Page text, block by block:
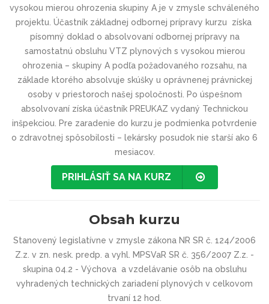
vysokou mierou ohrozenia skupiny A je v zmysle schváleného
projektu. Účastník základnej odbornej prípravy kurzu získa
písomný doklad o absolvovaní odbornej prípravy na
samostatnú obsluhu VTZ plynových s vysokou mierou
ohrozenia – skupiny A podľa požadovaného rozsahu, na
základe ktorého absolvuje skúšky u oprávnenej právnickej
osoby v priestoroch našej spoločnosti. Po úspešnom
absolvovaní získa účastník PREUKAZ vydaný Technickou
inšpekciou. Pre zaradenie do kurzu je podmienka potvrdenie
o zdravotnej spôsobilosti – lekársky posudok nie starší ako 6
mesiacov.
PRIHLÁSIŤ SA NA KURZ
Obsah kurzu
Stanovený legislatívne v zmysle zákona NR SR č. 124/2006
Z.z. v zn. nesk. predp. a vyhl. MPSVaR SR č. 356/2007 Z.z. -
skupina 04.2 - Výchova a vzdelávanie osôb na obsluhu
vyhradených technických zariadení plynových v celkovom
trvaní 12 hod.